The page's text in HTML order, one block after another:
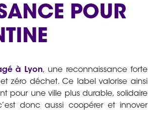
POUR
à Lyon, une reconnaissance forte
zéro déchet. Ce label valorise ainsi
pour une ville plus durable, solidaire
donc aussi coopérer et innover